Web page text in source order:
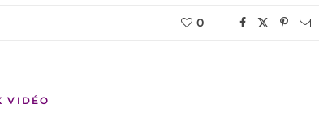
0
VIDÉO